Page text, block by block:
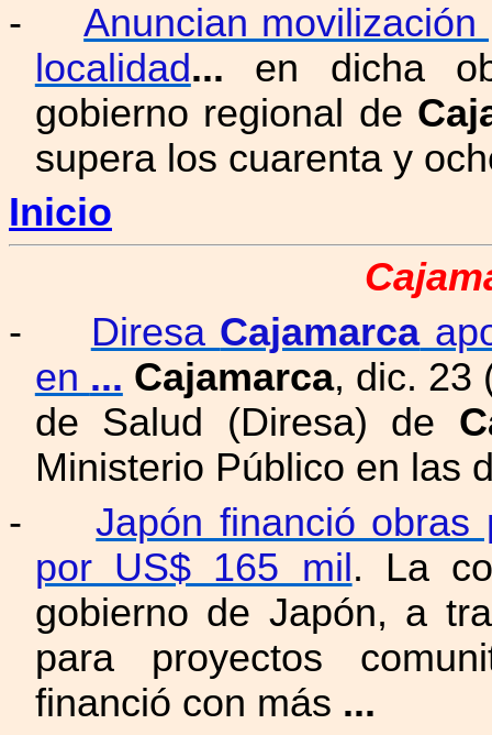
-
Anuncian
localidad... en dicha
gobierno regional de
supera los cuarenta y
Inicio
-
Diresa Cajamarca
en ... Cajamarca, dic. 23
de Salud (Diresa) de
Ministerio Público en las
-
Japón financió
por US$ 165 mil . La
gobierno de Japón, a
para proyectos
financió con más ...